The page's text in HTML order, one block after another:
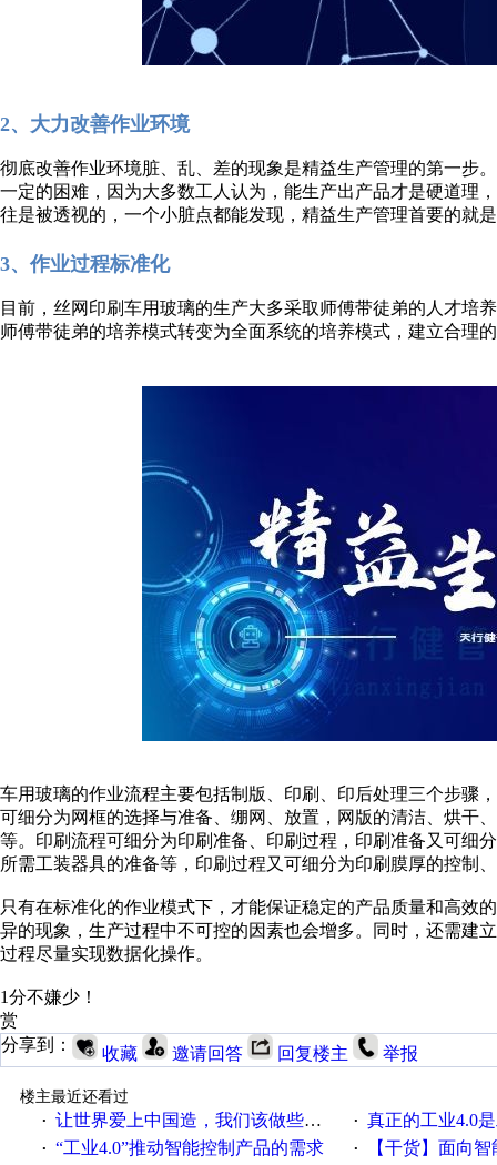
2、大力改善作业环境
彻底改善作业环境脏、乱、差的现象是精益生产管理的第一步
一定的困难，因为大多数工人认为，能生产出产品才是硬道理
往是被透视的，一个小脏点都能发现，精益生产管理首要的就
3、作业过程标准化
目前，丝网印刷车用玻璃的生产大多采取师傅带徒弟的人才培
师傅带徒弟的培养模式转变为全面系统的培养模式，建立合理
车用玻璃的作业流程主要包括制版、印刷、印后处理三个步骤
可细分为网框的选择与准备、绷网、放置，网版的清洁、烘干
等。印刷流程可细分为印刷准备、印刷过程，印刷准备又可细
所需工装器具的准备等，印刷过程又可细分为印刷膜厚的控制
只有在标准化的作业模式下，才能保证稳定的产品质量和高效
异的现象，生产过程中不可控的因素也会增多。同时，还需建
过程尽量实现数据化操作。
1分不嫌少！
赏
分享到：
收藏 邀请回答 回复楼主 举报
楼主最近还看过
· 让世界爱上中国造，我们该做些什么 · 真正的工业4.0
· “工业4.0”推动智能控制产品的需求 · 【干货】面向